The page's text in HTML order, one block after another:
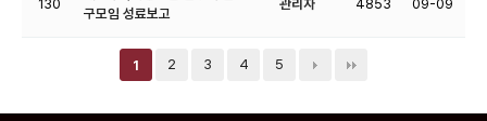
130
구모임 성료보고
관리자 4853 09-09
1 2 3 4 5